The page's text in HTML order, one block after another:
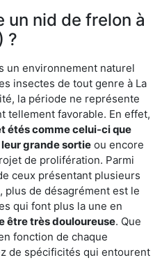
un nid de frelon à
?
un environnement naturel
insectes de tout genre à La
la période ne représente
tellement favorable. En effet,
étés comme celui-ci que
grande sortie ou encore
de prolifération. Parmi
ceux présentant plusieurs
de désagrément est le
qui font plus la une en
être très douloureuse. Que
fonction de chaque
de spécificités qui entourent